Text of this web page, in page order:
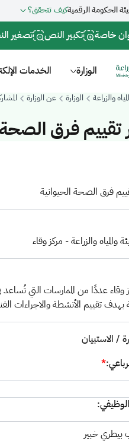
الرقميةكيف تتحقق؟
خاصة تكبير النص تصغير
الوزارة الخدمات
والزراعة الوزارة عن الوزارة
تقييم فرق الصحة
فرق الصحة الحيوانية
والمياه والزراعة - مركز وقاء
وقاء عددًا من الممارسات التي
بهدف تقييم الأنشطة والاجراءات
/ الاستبيان
*
خبير